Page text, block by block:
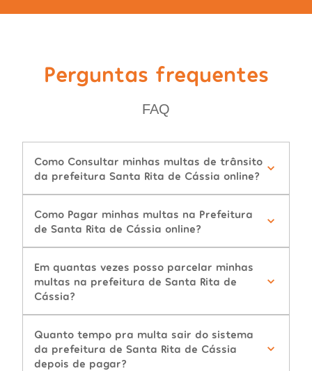
Perguntas frequentes
FAQ
Como Consultar minhas multas de trânsito
da prefeitura Santa Rita de Cássia online?
Como Pagar minhas multas na Prefeitura
de Santa Rita de Cássia online?
Em quantas vezes posso parcelar minhas
multas na prefeitura de Santa Rita de
Cássia?
Quanto tempo pra multa sair do sistema
da prefeitura de Santa Rita de Cássia
depois de pagar?